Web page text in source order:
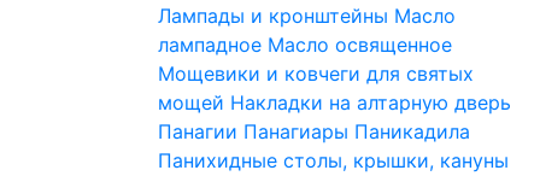
Лампады и кронштейны Масло
лампадное Масло освященное
Мощевики и ковчеги для святых
мощей Накладки на алтарную дверь
Панагии Панагиары Паникадила
Панихидные столы, крышки, кануны